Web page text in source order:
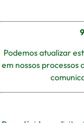
Podemos atualizar
em nossos processos